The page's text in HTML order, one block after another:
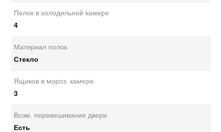
Полок в холодильной камере
4
Материал полок
Стекло
Ящиков в мороз. камере
3
Возм. перевешивания двери
Есть